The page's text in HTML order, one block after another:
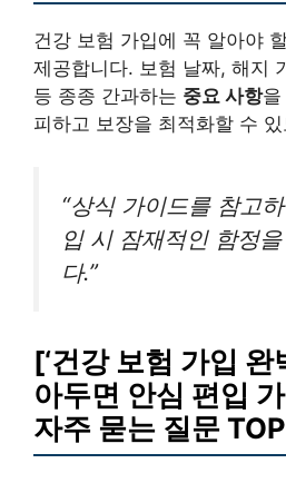
건강 보험 가입에 꼭 알아야
제공합니다. 보험 날짜, 해지
등 종종 간과하는 중요 사항을
피하고 보장을 최적화할 수
“상식 가이드를 참고
입 시 잠재적인 함정
다.”
[‘건강 보험 가입
아두면 안심 편입
자주 묻는 질문